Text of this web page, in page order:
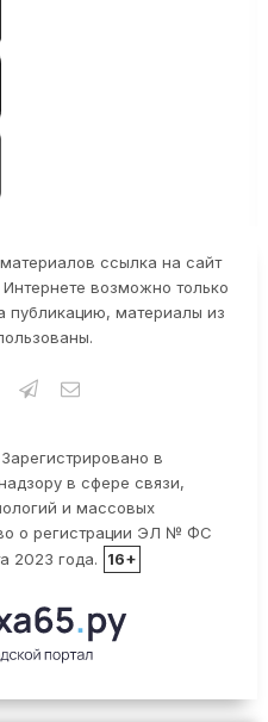
ссылка на сайт
возможно только
публикацию, материалы из
в
в сфере связи,
и массовых
о регистрации ЭЛ № ФС
2023 года.
16+